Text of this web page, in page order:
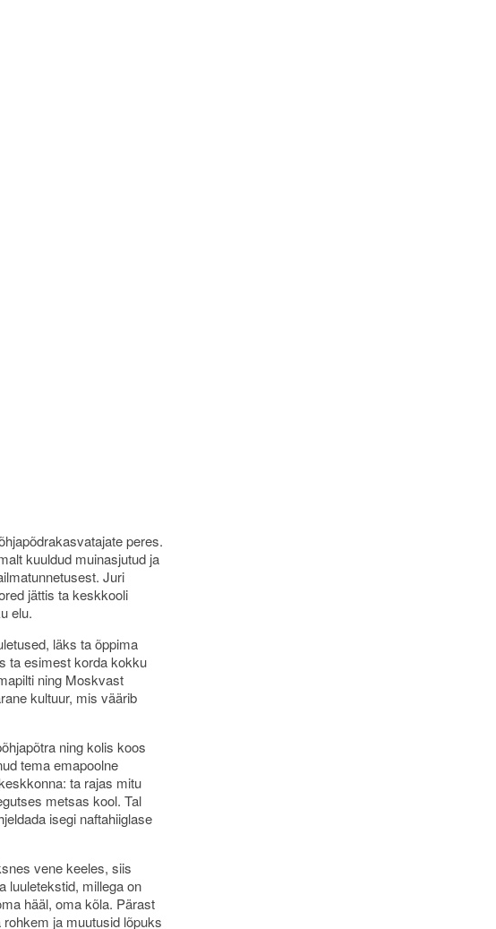
peres.
kuuldud muinasjutud ja
Juri
jättis ta keskkooli
elu.
läks ta õppima
ta esimest korda kokku
ning Moskvast
kultuur, mis väärib
ning kolis koos
tema emapoolne
ta rajas mitu
metsas kool. Tal
isegi naftahiiglase
vene keeles, siis
luuletekstid, millega on
hääl, oma kõla. Pärast
ja muutusid lõpuks